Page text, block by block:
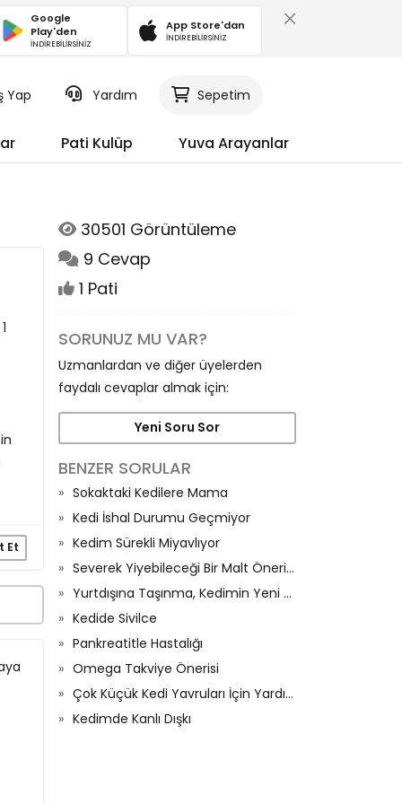
Google
Play'den
İNDİREBİLİRSİNİZ
App Store'dan
İNDİREBİLİRSİNİZ
Yap Yardım Sepetim
Pati Kulüp Yuva Arayanlar
Et
30501 Görüntüleme
9 Cevap
1 Pati
SORUNUZ MU VAR?
Uzmanlardan ve diğer üyelerden
faydalı cevaplar almak için:
Yeni Soru Sor
BENZER SORULAR
Sokaktaki Kedilere Mama
Kedi İshal Durumu Geçmiyor
Kedim Sürekli Miyavlıyor
Severek Yiyebileceği Bir Malt Önerisi Olan Var Mı
Yurtdışına Taşınma, Kedimin Yeni Düzenine Alışma Süreci Ve İştahı
Kedide Sivilce
Pankreatitle Hastalığı
Omega Takviye Önerisi
Çok Küçük Kedi Yavruları İçin Yardım
Kedimde Kanlı Dışkı